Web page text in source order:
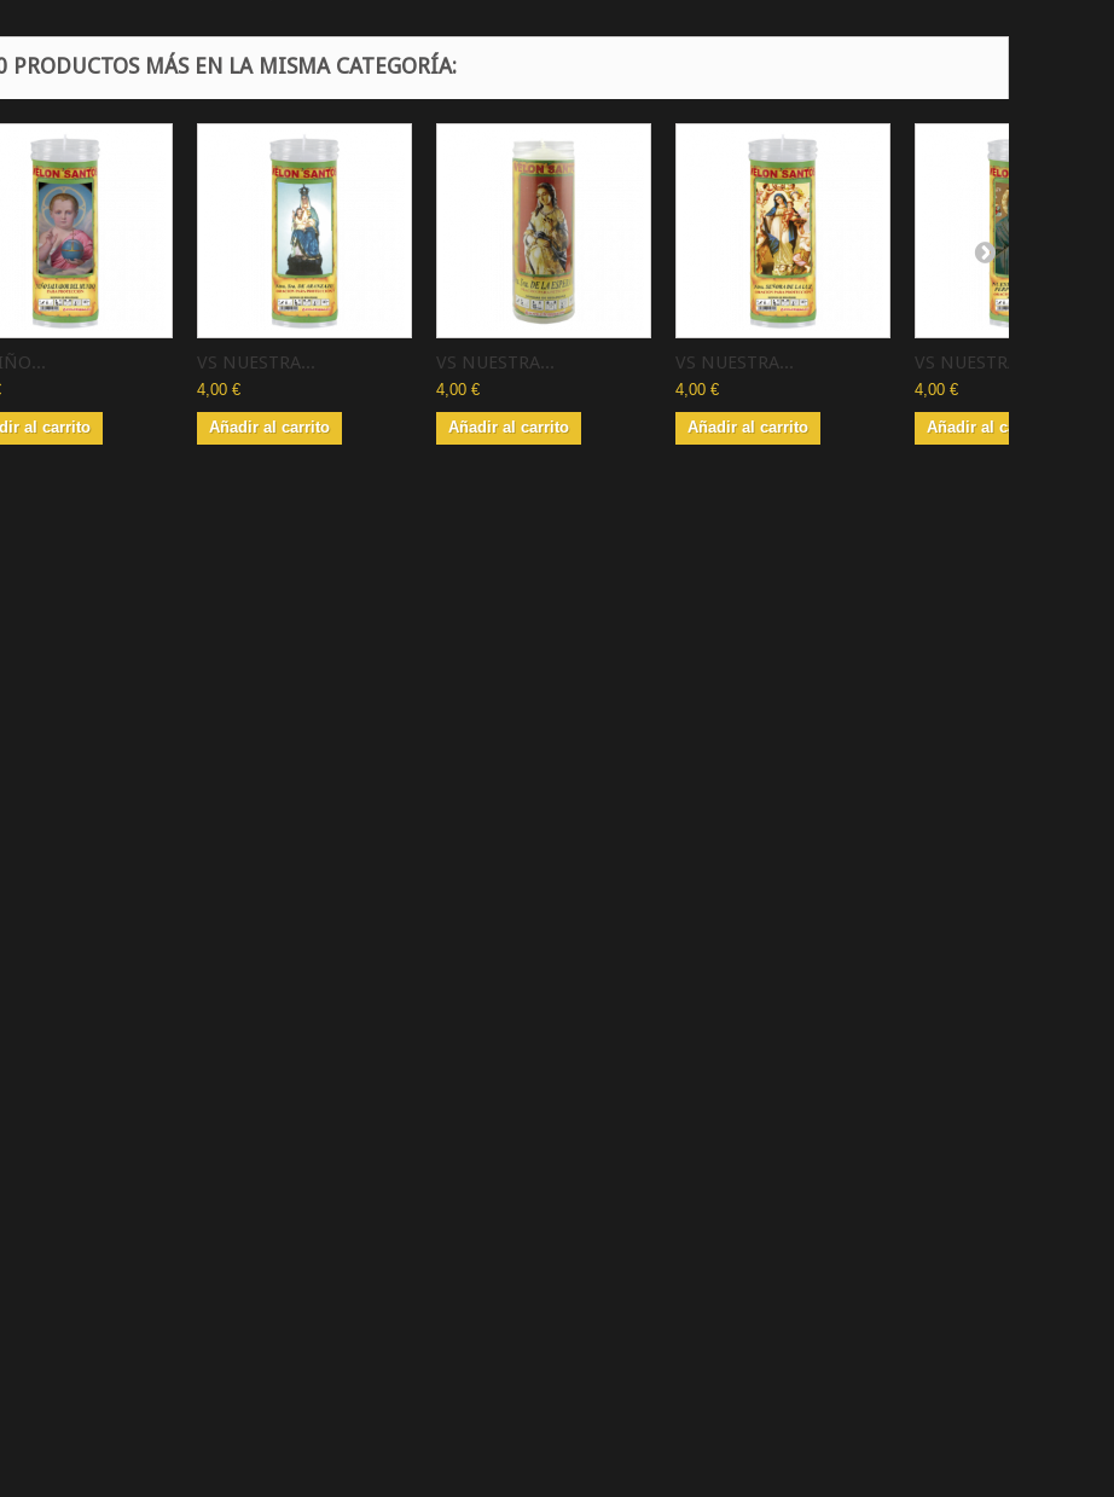
PRODUCTOS MÁS EN LA MISMA CATEGORÍA:
al carrito
VS NUESTRA...
4,00 €
Añadir al carrito
VS NUESTRA...
4,00 €
Añadir al carrito
VS NUESTRA...
4,00 €
Añadir al carrito
VS NUESTRA...
4,00 €
Añadir al carrito